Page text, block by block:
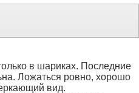
в шариках. Последние
Ложаться ровно, хорошо
вид.